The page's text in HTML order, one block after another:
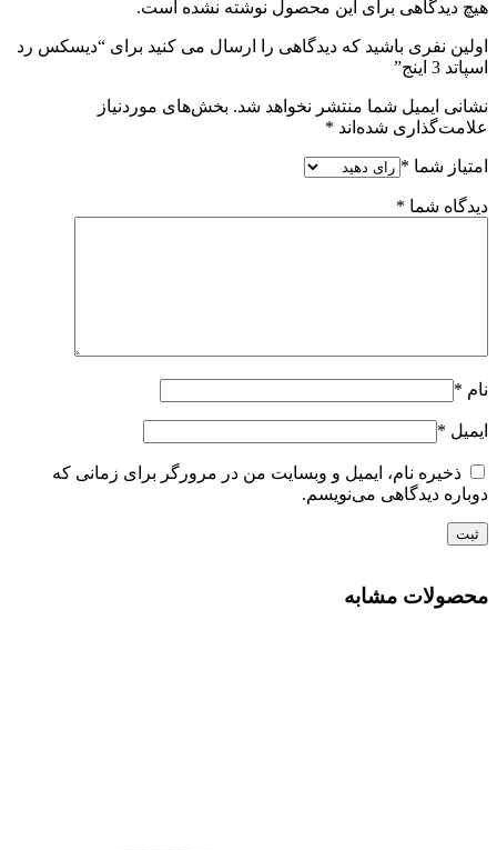
هیچ دیدگاهی برای این محصول نوشته نشده است.
اولین نفری باشید که دیدگاهی را ارسال می کنید برای “دیسکس رد
اسپاتد 3 اینج”
نشانی ایمیل شما منتشر نخواهد شد. بخش‌های موردنیاز
علامت‌گذاری شده‌اند *
امتیاز شما *
دیدگاه شما *
نام *
ایمیل *
ذخیره نام، ایمیل و وبسایت من در مرورگر برای زمانی که
دوباره دیدگاهی می‌نویسم.
محصولات مشابه